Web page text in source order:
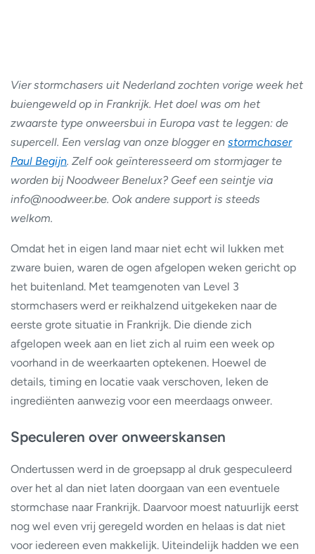
Vier stormchasers uit Nederland zochten vorige week het
buiengeweld op in Frankrijk. Het doel was om het
zwaarste type onweersbui in Europa vast te leggen: de
supercell. Een verslag van onze blogger en stormchaser
Paul Begijn. Zelf ook geïnteresseerd om stormjager te
worden bij Noodweer Benelux? Geef een seintje via
info@noodweer.be. Ook andere support is steeds
welkom.
Omdat het in eigen land maar niet echt wil lukken met
zware buien, waren de ogen afgelopen weken gericht op
het buitenland. Met teamgenoten van Level 3
stormchasers werd er reikhalzend uitgekeken naar de
eerste grote situatie in Frankrijk. Die diende zich
afgelopen week aan en liet zich al ruim een week op
voorhand in de weerkaarten optekenen. Hoewel de
details, timing en locatie vaak verschoven, leken de
ingrediënten aanwezig voor een meerdaags onweer.
Speculeren over onweerskansen
Ondertussen werd in de groepsapp al druk gespeculeerd
over het al dan niet laten doorgaan van een eventuele
stormchase naar Frankrijk. Daarvoor moest natuurlijk eerst
nog wel even vrij geregeld worden en helaas is dat niet
voor iedereen even makkelijk. Uiteindelijk hadden we een